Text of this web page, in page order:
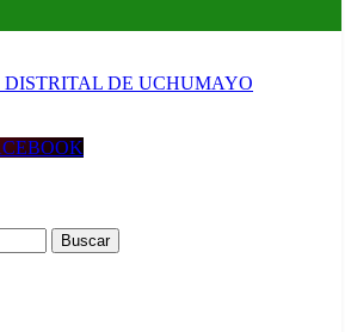
DE UCHUMAYO
Historia